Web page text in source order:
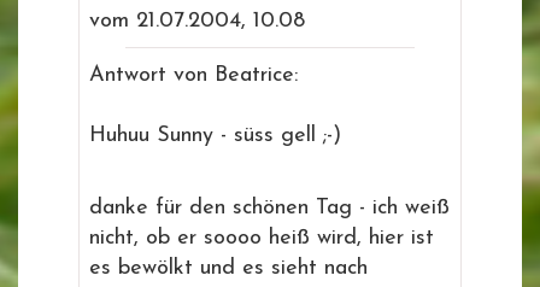
vom 21.07.2004, 10.08
Antwort von Beatrice:
Huhuu Sunny - süss gell ;-)
danke für den schönen Tag - ich weiß
nicht, ob er soooo heiß wird, hier ist
es bewölkt und es sieht nach